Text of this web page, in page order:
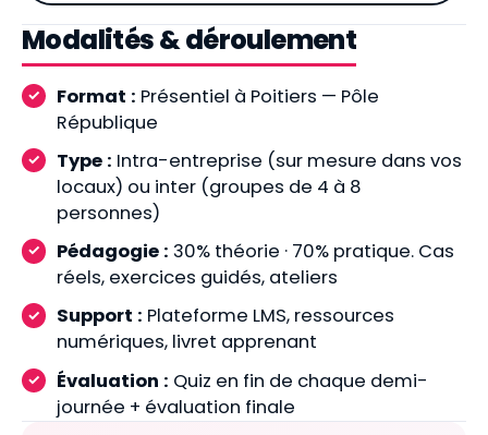
Modalités & déroulement
Format : Présentiel à Poitiers — Pôle
République
Type : Intra-entreprise (sur mesure dans vos
locaux) ou inter (groupes de 4 à 8
personnes)
Pédagogie : 30% théorie · 70% pratique. Cas
réels, exercices guidés, ateliers
Support : Plateforme LMS, ressources
numériques, livret apprenant
Évaluation : Quiz en fin de chaque demi-
journée + évaluation finale